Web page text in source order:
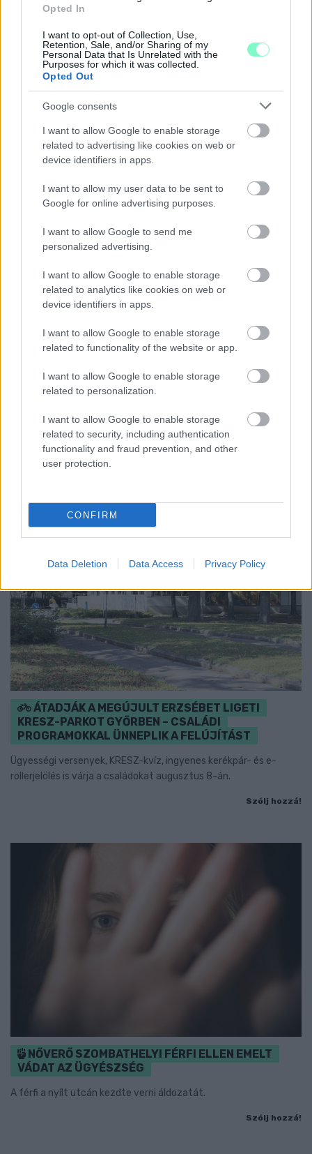
Opted In
I want to opt-out of Collection, Use,
Retention, Sale, and/or Sharing of my
Personal Data that Is Unrelated with the
Purposes for which it was collected.
Opted Out
Google consents
I want to allow Google to enable storage
related to advertising like cookies on web or
device identifiers in apps.
I want to allow my user data to be sent to
Google for online advertising purposes.
I want to allow Google to send me
personalized advertising.
I want to allow Google to enable storage
related to analytics like cookies on web or
device identifiers in apps.
I want to allow Google to enable storage
related to functionality of the website or app.
I want to allow Google to enable storage
related to personalization.
I want to allow Google to enable storage
related to security, including authentication
functionality and fraud prevention, and other
user protection.
CONFIRM
Data Deletion Data Access Privacy Policy
PERL, VÁRADI ÉS TANOH DEZ IS OTT VAN A FÉRFI
KOSÁRLABDA-VÁLOGATOTT SZŰKÍTETT
KERETÉBEN
Észtország, Szlovénia és Svédország következik.
Szólj hozzá!
MAGYAR PÉTER: 868 MILLIÁRD FORINTOS
MAGYARORSZÁG ENERGIAELLÁTÁSÁT, MIKÖZBEN
TOVÁBBRA IS KRITIKUS NAPOK ELÉ NÉZ AZ ORSZÁG
Átfogó energetikai fejlesztési programot fogadott el a
ÁTADJÁK A MEGÚJULT ERZSÉBET LIGETI
KRESZ-PARKOT GYŐRBEN – CSALÁDI
PROGRAMOKKAL ÜNNEPLIK A FELÚJÍTÁST
Ügyességi versenyek, KRESZ-kvíz, ingyenes kerékpár- és e-
rollerjelölés is várja a családokat augusztus 8-án.
Szólj hozzá!
NŐVERŐ SZOMBATHELYI FÉRFI ELLEN EMELT
VÁDAT AZ ÜGYÉSZSÉG
A férfi a nyílt utcán kezdte verni áldozatát.
Szólj hozzá!